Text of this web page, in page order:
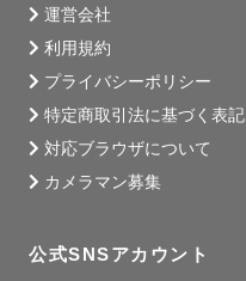
運営会社
利用規約
プライバシーポリシー
特定商取引法に基づく表記
対応ブラウザについて
カメラマン募集
公式SNSアカウント